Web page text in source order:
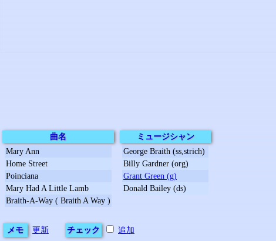
曲名
Mary Ann
Home Street
Poinciana
Mary Had A Little Lamb
Braith-A-Way ( Braith A Way )
ミュージシャン
George Braith (ss,strich)
Billy Gardner (org)
Grant Green (g)
Donald Bailey (ds)
メモ 更新 チェック 追加